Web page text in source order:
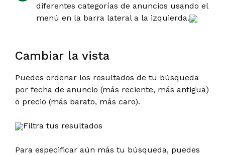
diferentes categorías de anuncios usando el
menú en la barra lateral a la izquierda.
Cambiar la vista
Puedes ordenar los resultados de tu búsqueda
por fecha de anuncio (más reciente, más antigua)
o precio (más barato, más caro).
Filtra tus resultados
Para especificar aún más tu búsqueda, puedes